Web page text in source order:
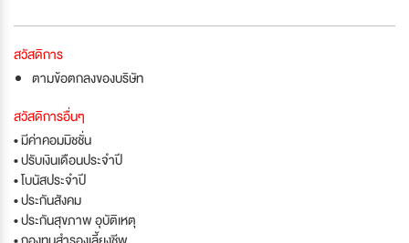
สวัสดิการ
ตามข้อตกลงของบริษัท
สวัสดิการอื่นๆ
• มีค่าคอมมิชชั่น
• ปรับเงินเดือนประจำปี
• โบนัสประจำปี
• ประกันสังคม
• ประกันสุขภาพ อุบัติเหตุ